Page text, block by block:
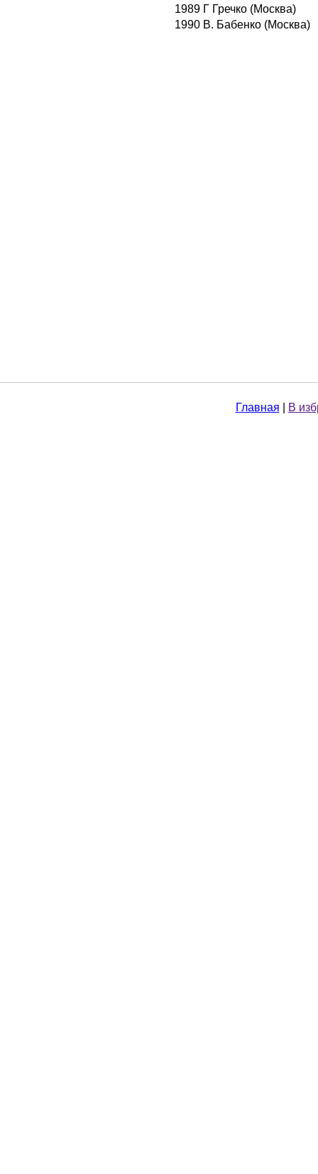
1989 Г Гречко (Москва)
1990 В. Бабенко (Москва)
Главная В